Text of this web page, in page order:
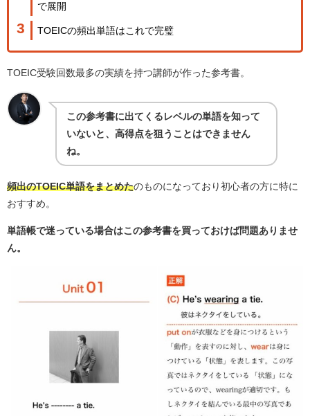
で展開
TOEICの頻出単語はこれで完璧
TOEIC受験回数最多の実績を持つ講師が作った参考書。
この参考書に出てくるレベルの単語を知って
いないと、高得点を狙うことはできません
ね。
頻出のTOEIC単語をまとめたのものになっており初心者の方に特に
おすすめ。
単語帳で迷っている場合はこの参考書を買っておけば問題ありませ
ん。